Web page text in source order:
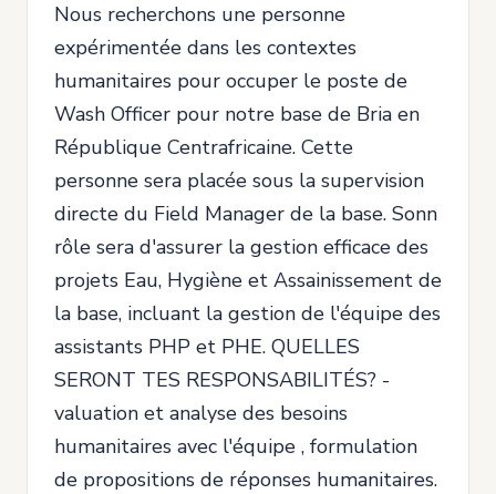
Nous recherchons une personne
expérimentée dans les contextes
humanitaires pour occuper le poste de
Wash Officer pour notre base de Bria en
République Centrafricaine. Cette
personne sera placée sous la supervision
directe du Field Manager de la base. Sonn
rôle sera d'assurer la gestion efficace des
projets Eau, Hygiène et Assainissement de
la base, incluant la gestion de l'équipe des
assistants PHP et PHE. QUELLES
SERONT TES RESPONSABILITÉS? -
valuation et analyse des besoins
humanitaires avec l'équipe , formulation
de propositions de réponses humanitaires.